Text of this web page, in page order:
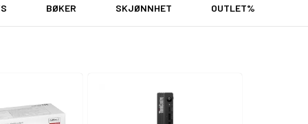
BØKER SKJØNNHET OUTLET%